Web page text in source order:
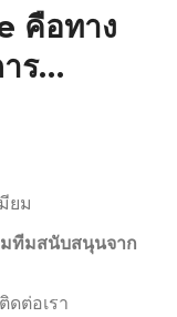
คือทาง
ร…
ยม
ทีมสนับสนุนจาก
ต่อเรา